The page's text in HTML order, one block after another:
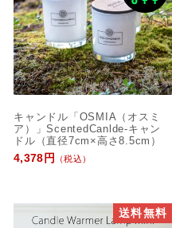
キャンドル「OSMIA（オスミ
ア）」ScentedCanlde-キャン
ドル（直径7cm×高さ8.5cm）
4,378円
（税込）
送料無料